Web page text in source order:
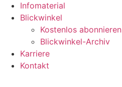
Infomaterial
Blickwinkel
Kostenlos abonnieren
Blickwinkel-Archiv
Karriere
Kontakt